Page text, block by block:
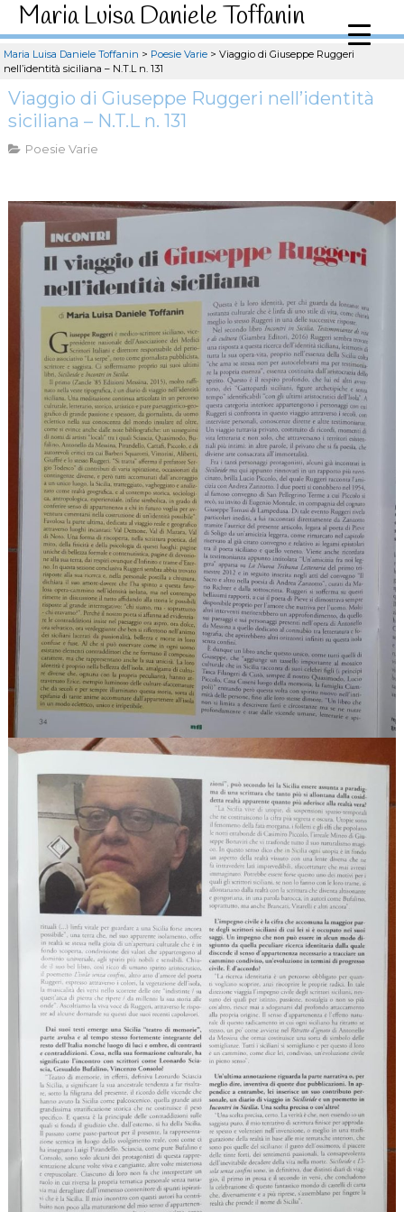
Maria Luisa Daniele Toffanin
Maria Luisa Daniele Toffanin > Poesie Varie > Viaggio di Giuseppe Ruggeri
nell’identità siciliana – N.T.L n. 131
Viaggio di Giuseppe Ruggeri nell’identità
siciliana – N.T.L n. 131
Poesie Varie